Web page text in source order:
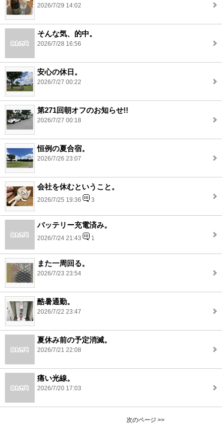
2026/7/29 14:02
そんな気、的中。
2026/7/28 16:56
安心の休日。
2026/7/27 00:22
第271回朝オフのお知らせ!!
2026/7/27 00:18
恒例の夏合宿。
2026/7/26 23:07
会社を休むということ。
2026/7/25 19:36 3
バッテリー充電済み。
2026/7/24 21:43 1
また一周回る。
2026/7/23 23:54
酷暑通勤。
2026/7/22 23:47
夏休み前の予定消滅。
2026/7/21 22:08
痛い光線。
2026/7/20 17:03
次のページ >>